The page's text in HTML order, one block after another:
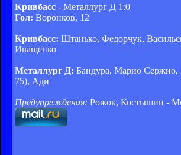
Кривбасс - Металлург Д 1:0
Гол: Воронков, 12
Кривбасс: Штанько, Федорчук,
Иващенко
Металлург Д: Бандура, Марио Сержио,
75), Ади
Предупреждения: Рожок, Костышин -